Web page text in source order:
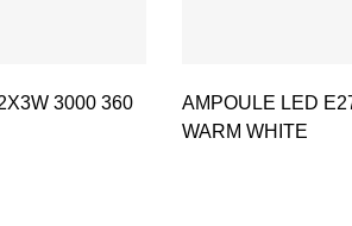
AMPOULE LED
WARM WHITE